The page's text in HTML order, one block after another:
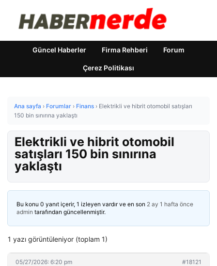
Güncel Haberler Firma Rehberi Forum
Çerez Politikası
Ana sayfa › Forumlar › Finans › Elektrikli ve hibrit otomobil satışları
150 bin sınırına yaklaştı
Elektrikli ve hibrit otomobil
satışları 150 bin sınırına
yaklaştı
Bu konu 0 yanıt içerir, 1 izleyen vardır ve en son 2 ay 1 hafta önce
admin tarafından güncellenmiştir.
1 yazı görüntüleniyor (toplam 1)
05/27/2026: 6:20 pm #18121